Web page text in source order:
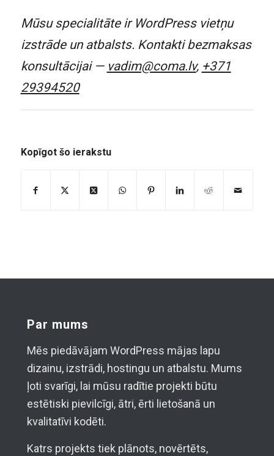
Mūsu specialitāte ir WordPress vietņu
izstrāde un atbalsts. Kontakti bezmaksas
konsultācijai — vadim@coma.lv, +371
29394520
Kopīgot šo ierakstu
Par mums
Mēs piedāvājam WordPress mājas lapu
dizainu, izstrādi, hostingu un atbalstu. Mums
ļoti svarīgi, lai mūsu radītie projekti būtu
estētiski pievilcīgi, ātri, ērti lietošanā un
kvalitatīvi kodēti.
Katrs projekts tiek plānots, novērtēts,